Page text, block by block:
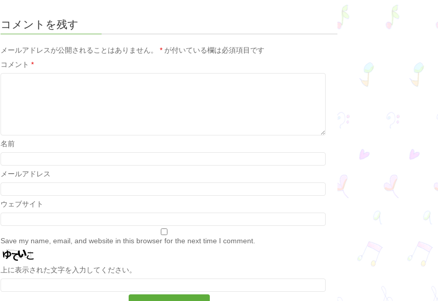
コメントを残す
メールアドレスが公開されることはありません。 * が付いている欄は必須項目です
コメント *
名前
メールアドレス
ウェブサイト
Save my name, email, and website in this browser for the next time I comment.
上に表示された文字を入力してください。